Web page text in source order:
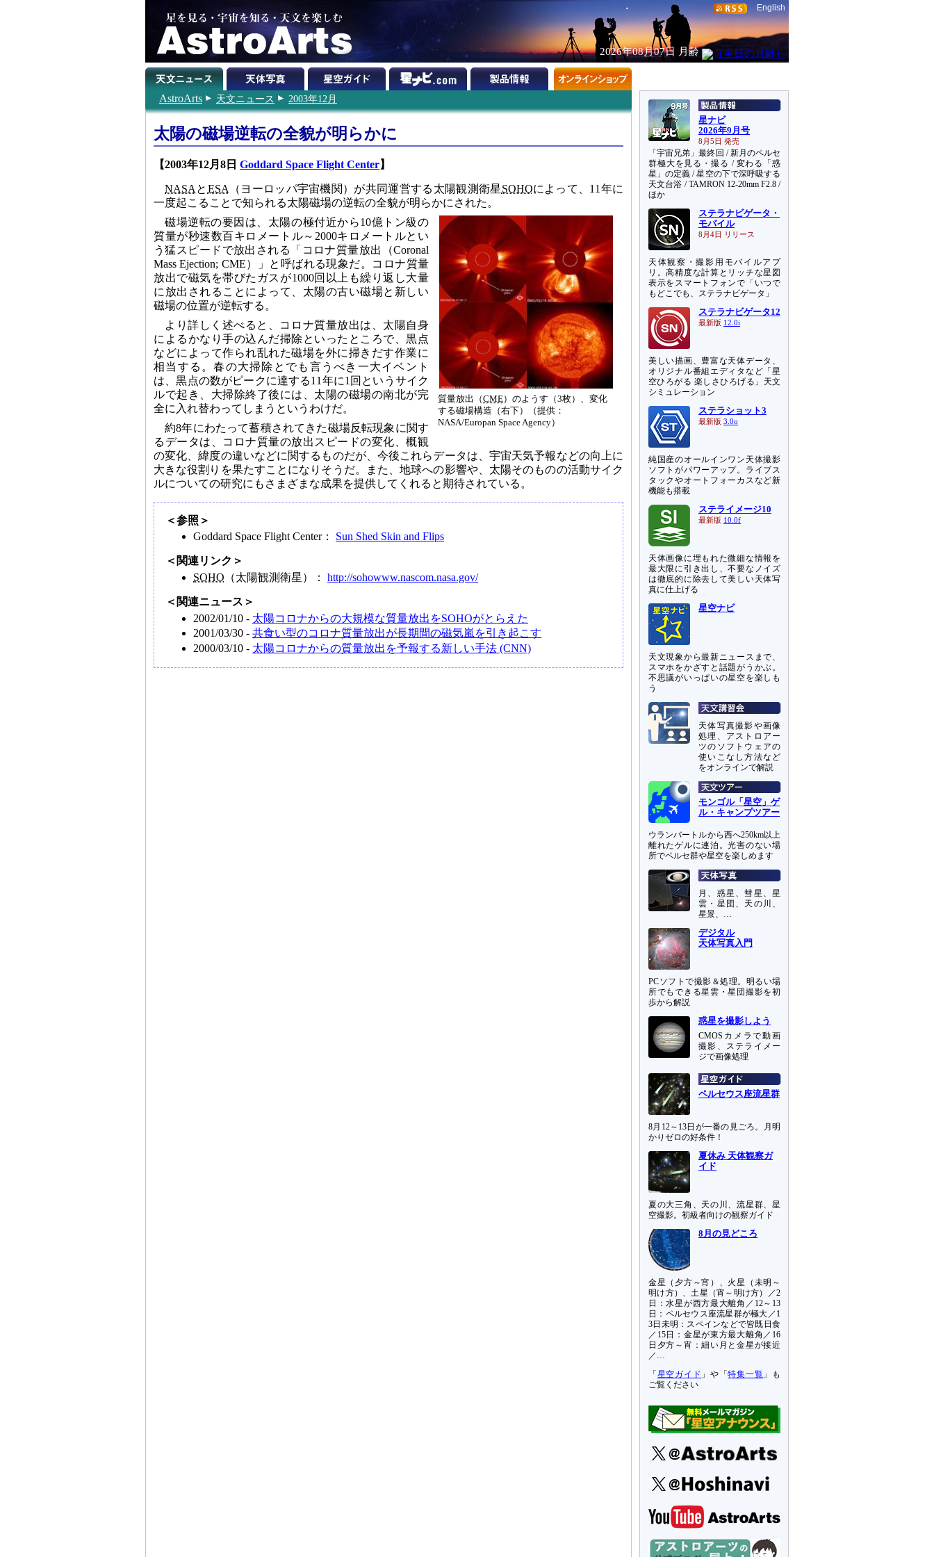
English
2026年08月07日 月齢
AstroArts 天文ニュース 2003年12月
太陽の磁場逆転の全貌が明らかに
【2003年12月8日 Goddard Space Flight Center】
NASA と ESA （ヨーロッパ宇宙機関）が共同運営する太陽観測衛星 SOHOによって、11年に
一度起こることで知られる太陽磁場の逆転の全貌が明らかにされた。
質量放出（CME）のようす（3枚）、変化
する磁場構造（右下）（提供：
NASA/Europan Space Agency）
磁場逆転の要因は、太陽の極付近から10億トン級の
質量が秒速数百キロメートル～2000キロメートルとい
う猛スピードで放出される「コロナ質量放出（Coronal
Mass Ejection; CME）」と呼ばれる現象だ。コロナ質量
放出で磁気を帯びたガスが1000回以上も繰り返し大量
に放出されることによって、太陽の古い磁場と新しい
磁場の位置が逆転する。
より詳しく述べると、コロナ質量放出は、太陽自身
によるかなり手の込んだ掃除といったところで、黒点
などによって作られ乱れた磁場を外に掃きだす作業に
相当する。春の大掃除とでも言うべき一大イベント
は、黒点の数がピークに達する11年に1回というサイク
ルで起き、大掃除終了後には、太陽の磁場の南北が完
全に入れ替わってしまうというわけだ。
約8年にわたって蓄積されてきた磁場反転現象に関す
るデータは、コロナ質量の放出スピードの変化、概観
の変化、緯度の違いなどに関するものだが、今後これらデータは、宇宙天気予報などの向上に
大きな役割りを果たすことになりそうだ。また、地球への影響や、太陽そのものの活動サイク
ルについての研究にもさまざまな成果を提供してくれると期待されている。
＜参照＞
Goddard Space Flight Center： Sun Shed Skin and Flips
＜関連リンク＞
SOHO （太陽観測衛星）： http://sohowww.nascom.nasa.gov/
＜関連ニュース＞
2002/01/10 - 太陽コロナからの大規模な質量放出をSOHOがとらえた
2001/03/30 - 共食い型のコロナ質量放出が長期間の磁気嵐を引き起こす
2000/03/10 - 太陽コロナからの質量放出を予報する新しい手法 (CNN)
星ナビ
2026年9月号
8月5日 発売
「宇宙兄弟」最終回 / 新月のペルセ
群極大を見る・撮る / 変わる「惑
星」の定義 / 星空の下で深呼吸する
天文台浴 / TAMRON 12-20mm F2.8 /
ほか
ステラナビゲータ・
モバイル
8月4日 リリース
天体観察・撮影用モバイルアプ
リ。高精度な計算とリッチな星図
表示をスマートフォンで「いつで
もどこでも、ステラナビゲータ」
ステラナビゲータ12
最新版 12.0i
美しい描画、豊富な天体データ、
オリジナル番組エディタなど「星
空ひろがる 楽しさひろげる」天文
シミュレーション
ステラショット3
最新版 3.0o
純国産のオールインワン天体撮影
ソフトがパワーアップ。ライブス
タックやオートフォーカスなど新
機能も搭載
ステライメージ10
最新版 10.0f
天体画像に埋もれた微細な情報を
最大限に引き出し、不要なノイズ
は徹底的に除去して美しい天体写
真に仕上げる
星空ナビ
天文現象から最新ニュースまで、
スマホをかざすと話題がうかぶ。
不思議がいっぱいの星空を楽しも
う
天体写真撮影や画像
処理、アストロアー
ツのソフトウェアの
使いこなし方法など
をオンラインで解説
モンゴル「星空」ゲ
ル・キャンプツアー
ウランバートルから西へ250km以上
離れたゲルに連泊。光害のない場
所でペルセ群や星空を楽しめます
月、惑星、彗星、星
雲・星団、天の川、
星景、…
デジタル
天体写真入門
PCソフトで撮影＆処理。明るい場
所でもできる星雲・星団撮影を初
歩から解説
惑星を撮影しよう
CMOSカメラで動画
撮影、ステライメー
ジで画像処理
ペルセウス座流星群
8月12～13日が一番の見ごろ。月明
かりゼロの好条件！
夏休み 天体観察ガ
イド
夏の大三角、天の川、流星群、星
空撮影。初級者向けの観察ガイド
8月の見どころ
金星（夕方～宵）、火星（未明～
明け方）、土星（宵～明け方）／2
日：水星が西方最大離角／12～13
日：ペルセウス座流星群が極大／1
3日未明：スペインなどで皆既日食
／15日：金星が東方最大離角／16
日夕方～宵：細い月と金星が接近
／…
「 星空ガイド 」や「特集一覧 」も
ご覧ください